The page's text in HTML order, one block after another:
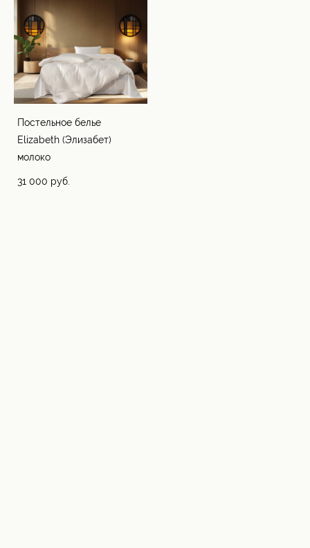
Постельное белье
Elizabeth (Элизабет)
молоко
31 000 pуб.